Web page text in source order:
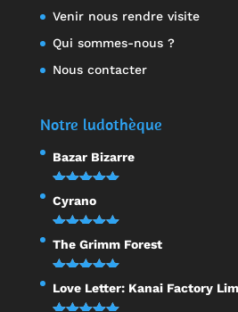
Venir nous rendre visite
Qui sommes-nous ?
Nous contacter
Notre ludothèque
Bazar Bizarre
Note5.00
sur 5
Cyrano
Note5.00
sur 5
The Grimm Forest
Note 5.00
sur 5
Love Letter: Kanai Factory